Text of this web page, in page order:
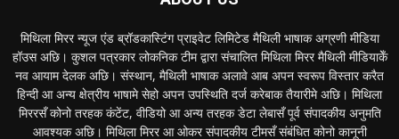
मिथिला मिरर न्यूज एंड ब्रॉडकास्टिंग प्राइवेट लिमिटेड मैथिली भाषाक अग्रणी मीडिया
हॉउस अछि। कुशल पत्रकार लोकनिक टीम द्वारा संचालित मिथिला मिरर मैथिली मीडियाकेँ
नव आयाम देलक अछि। संस्थान, मैथिली भाषाक अलावे आब अपन स्वरूप विस्तार करैत
हिन्दी आ अन्य क्षेत्रीय भाषामे सेहो अपन उपस्थिति दर्ज करेबाक तैयारीमे अछि। मिथिला
मिररसँ कोनो तरहक कंटेंट, वीडियो आ अन्य तरहक डेटा लेबासँ पूर्व संपादकीय अनुमति
आवश्यक अछि। मिथिला मिरर आ ओकर संपादकीय टीमसँ संबंधित कोनो कानूनी